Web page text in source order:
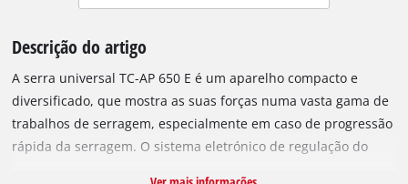
Descrição do artigo
A serra universal TC-AP 650 E é um aparelho compacto e
diversificado, que mostra as suas forças numa vasta gama de
trabalhos de serragem, especialmente em caso de progressão
rápida da serragem. O sistema eletrónico de regulação do